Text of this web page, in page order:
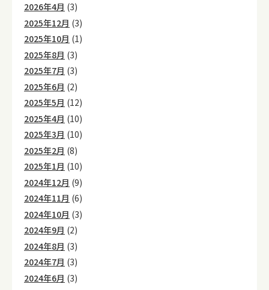
2026年4月 (3)
2025年12月 (3)
2025年10月 (1)
2025年8月 (3)
2025年7月 (3)
2025年6月 (2)
2025年5月 (12)
2025年4月 (10)
2025年3月 (10)
2025年2月 (8)
2025年1月 (10)
2024年12月 (9)
2024年11月 (6)
2024年10月 (3)
2024年9月 (2)
2024年8月 (3)
2024年7月 (3)
2024年6月 (3)